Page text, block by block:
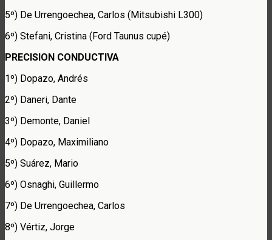
5º) De Urrengoechea, Carlos (Mitsubishi L300)
6º) Stefani, Cristina (Ford Taunus cupé)
PRECISION CONDUCTIVA
1º) Dopazo, Andrés
2º) Daneri, Dante
3º) Demonte, Daniel
4º) Dopazo, Maximiliano
5º) Suárez, Mario
6º) Osnaghi, Guillermo
7º) De Urrengoechea, Carlos
8º) Vértiz, Jorge